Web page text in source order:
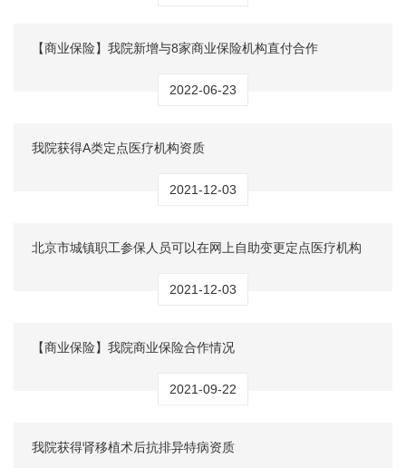
【商业保险】我院新增与8家商业保险机构直付合作
2022-06-23
我院获得A类定点医疗机构资质
2021-12-03
北京市城镇职工参保人员可以在网上自助变更定点医疗机构
2021-12-03
【商业保险】我院商业保险合作情况
2021-09-22
我院获得肾移植术后抗排异特病资质